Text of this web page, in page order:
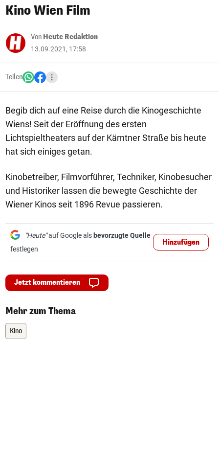
Kino Wien Film
Von Heute Redaktion
13.09.2021, 17:58
Teilen
Begib dich auf eine Reise durch die Kinogeschichte
Wiens! Seit der Eröffnung des ersten
Lichtspieltheaters auf der Kärntner Straße bis heute
hat sich einiges getan.
Kinobetreiber, Filmvorführer, Techniker, Kinobesucher
und Historiker lassen die bewegte Geschichte der
Wiener Kinos seit 1896 Revue passieren.
"Heute"auf Google als bevorzugte Quelle
festlegen
Hinzufügen
Jetzt kommentieren
Mehr zum Thema
Kino